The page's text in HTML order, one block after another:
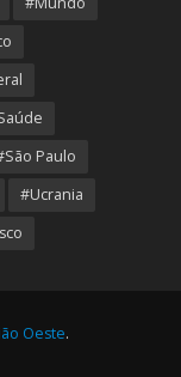
Paulo
#Ucrania
Oeste.